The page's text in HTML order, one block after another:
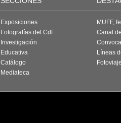
Exposiciones
Fotografías del CdF
Investigación
Educativa
Catálogo
Mediateca
MUFF,
Canal
Líneas